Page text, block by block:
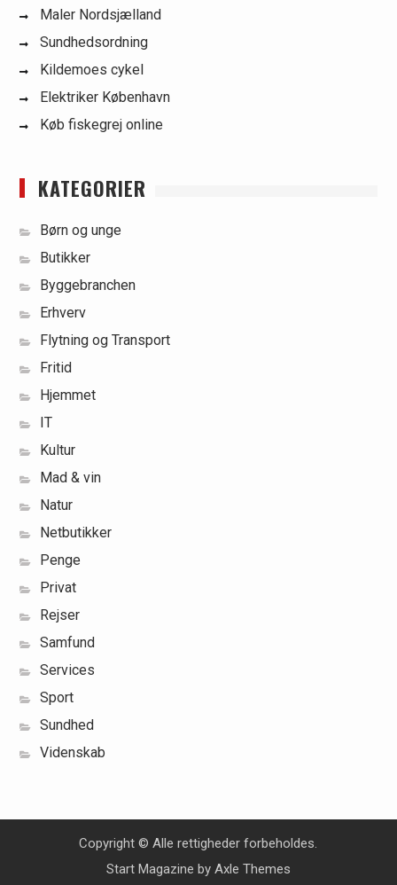
Maler Nordsjælland
Sundhedsordning
Kildemoes cykel
Elektriker København
Køb fiskegrej online
KATEGORIER
Børn og unge
Butikker
Byggebranchen
Erhverv
Flytning og Transport
Fritid
Hjemmet
IT
Kultur
Mad & vin
Natur
Netbutikker
Penge
Privat
Rejser
Samfund
Services
Sport
Sundhed
Videnskab
Copyright © Alle rettigheder forbeholdes.
Start Magazine by Axle Themes